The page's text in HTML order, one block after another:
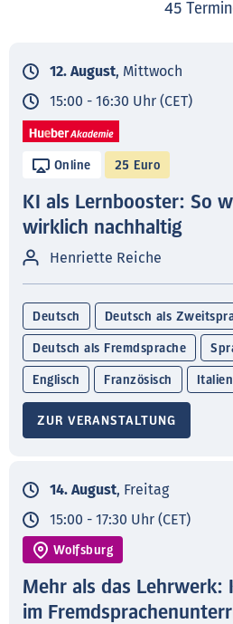
45
12. August, Mittwoch
15:00 - 16:30 Uhr (CET)
Online 25 Euro
KI als Lernbooster: So
wirklich nachhaltig
Henriette Reiche
Deutsch Deutsch als
Deutsch als Fremdsprache
Englisch Französisch
ZUR VERANSTALTUNG
14. August, Freitag
15:00 - 17:30 Uhr (CET)
Wolfsburg
Mehr als das Lehrwerk:
im